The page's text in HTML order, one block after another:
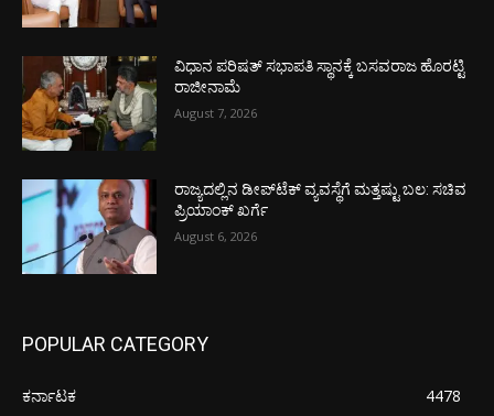
ವಿಧಾನ ಪರಿಷತ್ ಸಭಾಪತಿ ಸ್ಥಾನಕ್ಕೆ ಬಸವರಾಜ ಹೊರಟ್ಟಿ
ರಾಜೀನಾಮೆ
August 7, 2026
ರಾಜ್ಯದಲ್ಲಿನ ಡೀಪ್‌ಟೆಕ್‌ ವ್ಯವಸ್ಥೆಗೆ ಮತ್ತಷ್ಟು ಬಲ: ಸಚಿವ
ಪ್ರಿಯಾಂಕ್ ಖರ್ಗೆ
August 6, 2026
POPULAR CATEGORY
ಕರ್ನಾಟಕ
4478